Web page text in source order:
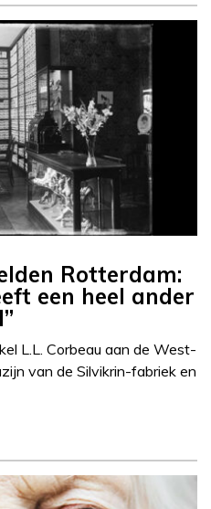
Rotterdam:
een heel ander
L.L. Corbeau aan de West-
van de Silvikrin-fabriek en